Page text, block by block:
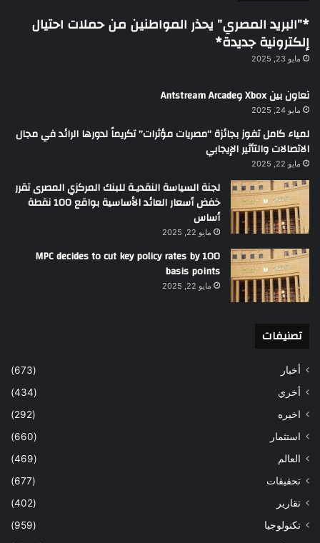
*”البريد المصري” يحذر المواطنين من حملات احتيال
إلكترونية جديدة*
مايو 23, 2025
تعاون بين Xbox وAntstream Arcade
مايو 24, 2025
لمياء كامل تفوز بجائزة “مصريات مؤثرات” تكريماً لدورها الرائد في مجال
الاتصالات والتأثير الإيجابي
مايو 22, 2025
لجنة السياسة النقديـة للبنك المركزي المصرى تقرر
خفض أسعار العائد الأساسية بواقع 100 نقطة
أساس
مايو 22, 2025
MPC decides to cut key policy rates by 100
basis points
مايو 22, 2025
تصنيفات
أخبار
(673)
أخري
(434)
اخيره
(292)
استثمار
(660)
العالم
(469)
تحقيقات
(677)
تقارير
(402)
تكنولوجيا
(959)